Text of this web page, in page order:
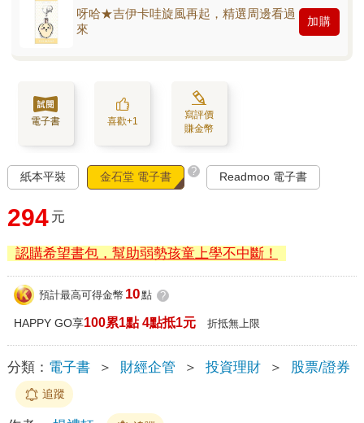
呀哈★吉伊卡哇旋風再起，精選周邊看過
來
加購
電子書 喜歡+1
寫評價
賺金幣
紙本平裝 金石堂 電子書 ? Readmoo 電子書
294 元
認購希望書包，幫助弱勢孩童上學不中斷！
預計最高可得金幣 10點 ?
HAPPY GO享100累1點 4點抵1元 折抵無上限
分類： 電子書 ＞ 財經企管 ＞ 投資理財 ＞ 股票/證券
追蹤